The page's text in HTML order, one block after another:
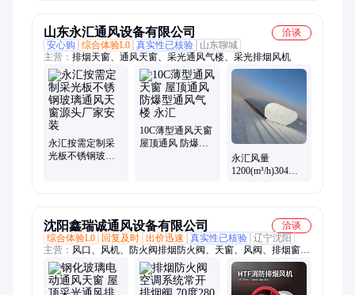
山东永汇通风设备有限公司
洽谈
安心购
综合体验L0 真实性已核验
山东聊城
主营： 排烟天窗、通风天窗、采光通风气楼、采光排烟风机
永汇按需定制采
光板不锈钢玻璃
10C薄型通风天窗
屋顶通风 防爆型
永汇风量
1200(m³/h)304不
沈阳鑫瑞诚通风设备有限公司
洽谈
综合体验L0
回复及时 出价迅速 真实性已核验 辽宁沈阳
主营： 风口、风机、防火阀排烟防火阀、天窗、风阀、排烟窗、
消声器静压箱、消防排烟风机、混流风机